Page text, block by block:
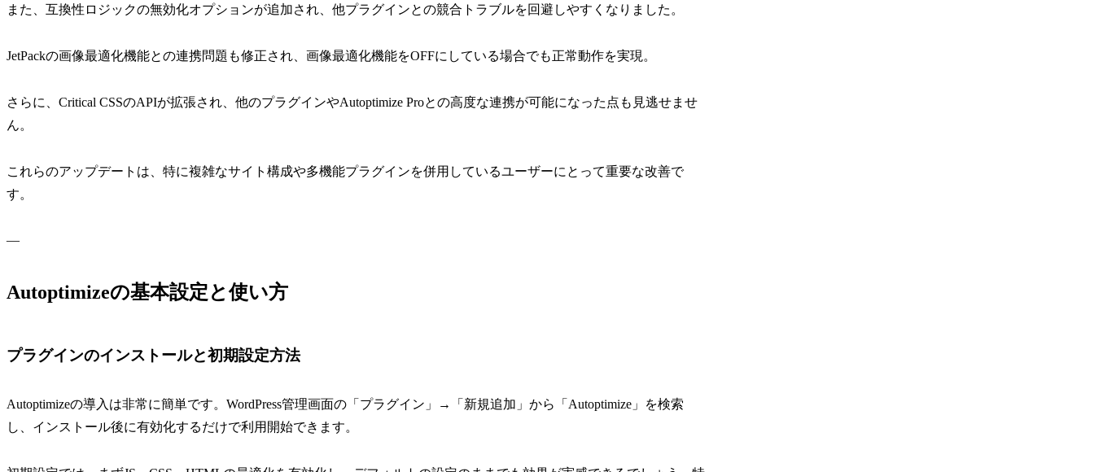
また、互換性ロジックの無効化オプションが追加され、他プラグインとの競合トラブルを回避しやすくなりました。
JetPackの画像最適化機能との連携問題も修正され、画像最適化機能をOFFにしている場合でも正常動作を実現。
さらに、Critical CSSのAPIが拡張され、他のプラグインやAutoptimize Proとの高度な連携が可能になった点も見逃せませ
ん。
これらのアップデートは、特に複雑なサイト構成や多機能プラグインを併用しているユーザーにとって重要な改善で
す。
—
Autoptimizeの基本設定と使い方
プラグインのインストールと初期設定方法
Autoptimizeの導入は非常に簡単です。WordPress管理画面の「プラグイン」→「新規追加」から「Autoptimize」を検索
し、インストール後に有効化するだけで利用開始できます。